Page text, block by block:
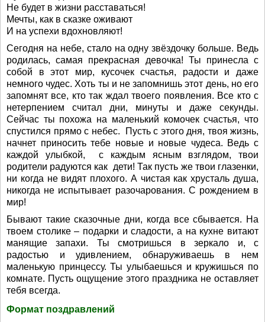
Не будет в жизни расставаться!
Мечты, как в сказке оживают
И на успехи вдохновляют!
Сегодня на небе, стало на одну звёздочку больше. Ведь
родилась, самая прекрасная девочка! Ты принесла с
собой в этот мир, кусочек счастья, радости и даже
немного чудес. Хоть ты и не запомнишь этот день, но его
запомнят все, кто так ждал твоего появления. Все кто с
нетерпением считал дни, минуты и даже секунды.
Сейчас ты похожа на маленький комочек счастья, что
спустился прямо с небес. Пусть с этого дня, твоя жизнь,
начнет приносить тебе новые и новые чудеса. Ведь с
каждой улыбкой, с каждым ясным взглядом, твои
родители радуются как дети! Так пусть же твои глазенки,
ни когда не видят плохого. А чистая как хрусталь душа,
никогда не испытывает разочарования. С рождением в
мир!
Бывают такие сказочные дни, когда все сбывается. На
твоем столике – подарки и сладости, а на кухне витают
манящие запахи. Ты смотришься в зеркало и, с
радостью и удивлением, обнаруживаешь в нем
маленькую принцессу. Ты улыбаешься и кружишься по
комнате. Пусть ощущение этого праздника не оставляет
тебя всегда.
Формат поздравлений